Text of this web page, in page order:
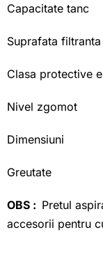
Capacitate
Suprafata
Clasa
Nivel
Dimensiuni
OBS : Pretul
accesorii pentru